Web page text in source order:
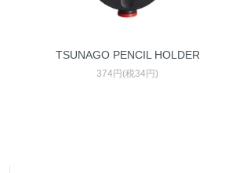
TSUNAGO PENCIL HOLDER
374円(税34円)